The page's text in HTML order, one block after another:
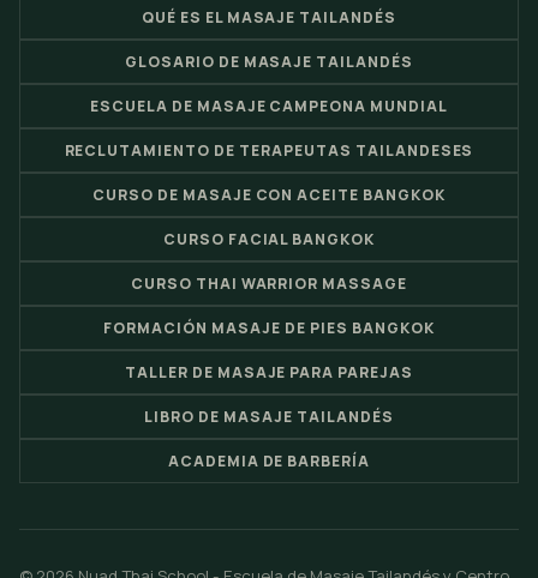
QUÉ ES EL MASAJE TAILANDÉS
GLOSARIO DE MASAJE TAILANDÉS
ESCUELA DE MASAJE CAMPEONA MUNDIAL
RECLUTAMIENTO DE TERAPEUTAS TAILANDESES
CURSO DE MASAJE CON ACEITE BANGKOK
CURSO FACIAL BANGKOK
CURSO THAI WARRIOR MASSAGE
FORMACIÓN MASAJE DE PIES BANGKOK
TALLER DE MASAJE PARA PAREJAS
LIBRO DE MASAJE TAILANDÉS
ACADEMIA DE BARBERÍA